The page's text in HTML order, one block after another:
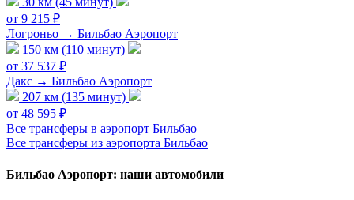
от 9 215 ₽
Логроньо → Бильбао Аэропорт
150 км (110 минут)
от 37 537 ₽
Дакс → Бильбао Аэропорт
207 км (135 минут)
от 48 595 ₽
Все трансферы в аэропорт Бильбао
Все трансферы из аэропорта Бильбао
Бильбао Аэропорт: наши автомобили